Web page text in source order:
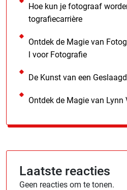
Hoe kun je fotograaf
tografiecarrière
Ontdek de Magie van
l voor Fotografie
De Kunst van een
Ontdek de Magie van Lynn
Laatste reacties
Geen reacties om te tonen.